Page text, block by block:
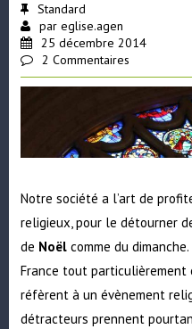
Standard
pareglise.agen
25 décembre 2014
2 Commentaires
Notre société a l’art de
religieux, pour le détourner
de Noël comme du
France tout
réfèrent à un évènement
détracteurs prennent